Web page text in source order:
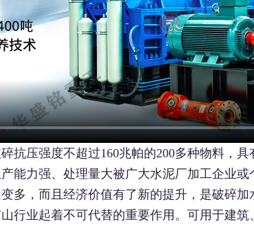
抗压强度不超过160兆帕的200多种物料，
能力强、处理量大被广大水泥厂加工企业
多，而且经济价值有了新的提升，是破碎
行业起着不可代替的重要作用。可用于建筑